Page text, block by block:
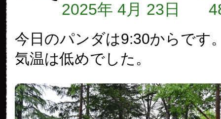
2025年 4月 23日
今日のパンダは9:30からです
気温は低めでした。